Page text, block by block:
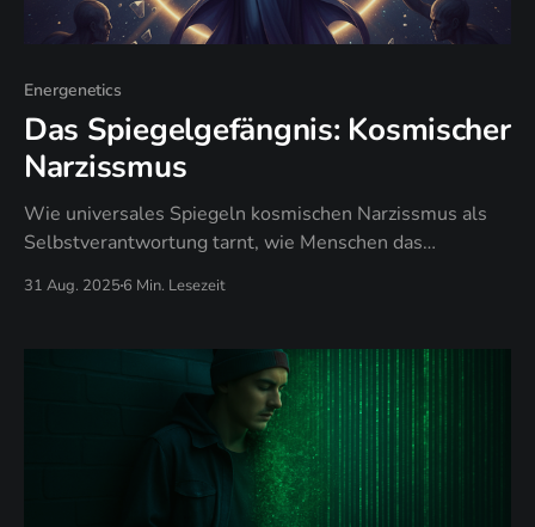
Energenetics
Das Spiegelgefängnis: Kosmischer
Narzissmus
Wie universales Spiegeln kosmischen Narzissmus als
Selbstverantwortung tarnt, wie Menschen das
Verantwortung zu entgehen, und wann selektives
31 Aug. 2025 6 Min. Lesezeit